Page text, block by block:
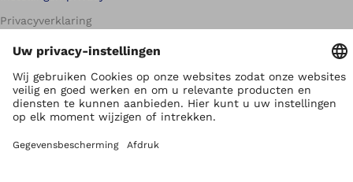
Privacyverklaring
Gebruikersvoorwaarden
Imprint
Corporate Home
Klokkenluiderseenheid